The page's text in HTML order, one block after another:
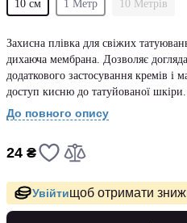
10 см 1 Метр 10 Метрів
Захисна плівка для свіжих
дихаюча мембрана. Дозволяє
додаткового застосування кремів і
доступ кисню до татуйованої шкіри.
До повного опису
24 ₴
Увійтищоб отримати